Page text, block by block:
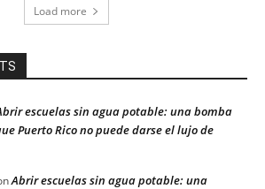
Load more
escuelas sin agua potable: una bomba
Puerto Rico no puede darse el lujo de
Abrir escuelas sin agua potable: una